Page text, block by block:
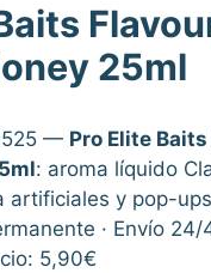
25ml
— Pro Elite
: aroma líquido
artificiales y pop-
· Envío 24/
5,90€